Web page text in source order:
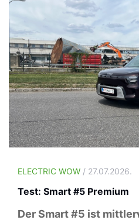
ELECTRIC WOW / 27.07.2026.
Test: Smart #5 Premium
Der Smart #5 ist